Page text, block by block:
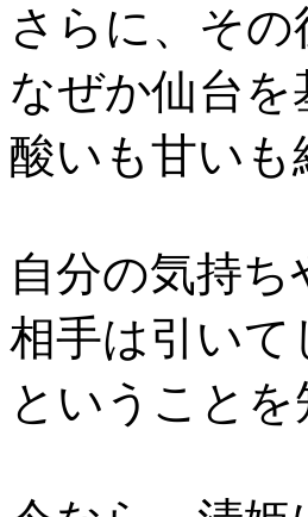
さらに、その
なぜか仙台
酸いも甘い
自分の気持
相手は引いて
ということ